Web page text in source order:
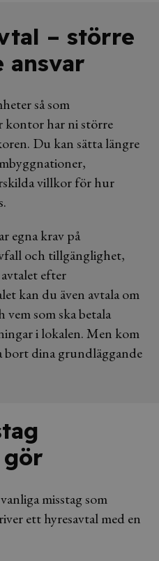
– större
ansvar
så som
kontor har ni större
Du kan sätta längre
villkor för hur
egna krav på
och tillgänglighet,
efter
kan du även avtala om
som ska betala
i lokalen. Men kom
bort dina grundläggande
misstag som
ett hyresavtal med en